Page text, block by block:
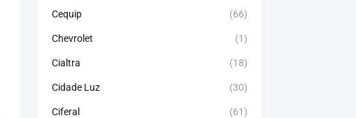
Cequip (66)
Chevrolet (1)
Cialtra (18)
Cidade Luz (30)
Ciferal (61)